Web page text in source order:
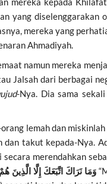
yang
mereka yang
Ahmadiyah.
namun mereka
Jalsah dari berbagai
-Nya. Dia sama
lemah dan
takut kepada-Nya.
merendahkan
وَمَا نَرَاكَ اتَّبَعَكَ إِلَّا الَّذِينَ